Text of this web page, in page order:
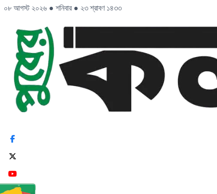
০৮ আগস্ট ২০২৬ ● শনিবার ● ২৩ শ্রাবণ ১৪৩৩